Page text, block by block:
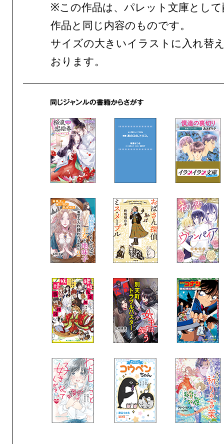
※この作品は、パレット文庫とし
作品と同じ内容のものです。
サイズの大きいイラストに入れ替
おります。